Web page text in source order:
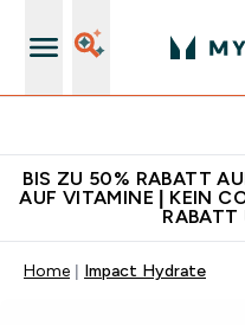
BIS ZU 50% RABATT
AUF VITAMINE | KEIN
RABATT
Home Impact Hydrate